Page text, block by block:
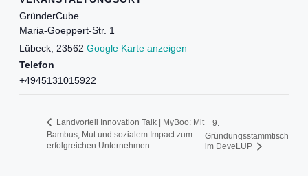
GründerCube
Maria-Goeppert-Str. 1
Lübeck, 23562 Google Karte anzeigen
Telefon
+4945131015922
Landvorteil Innovation Talk | MyBoo: Mit
Bambus, Mut und sozialem Impact zum
erfolgreichen Unternehmen
9.
Gründungsstammtisch
im DeveLUP